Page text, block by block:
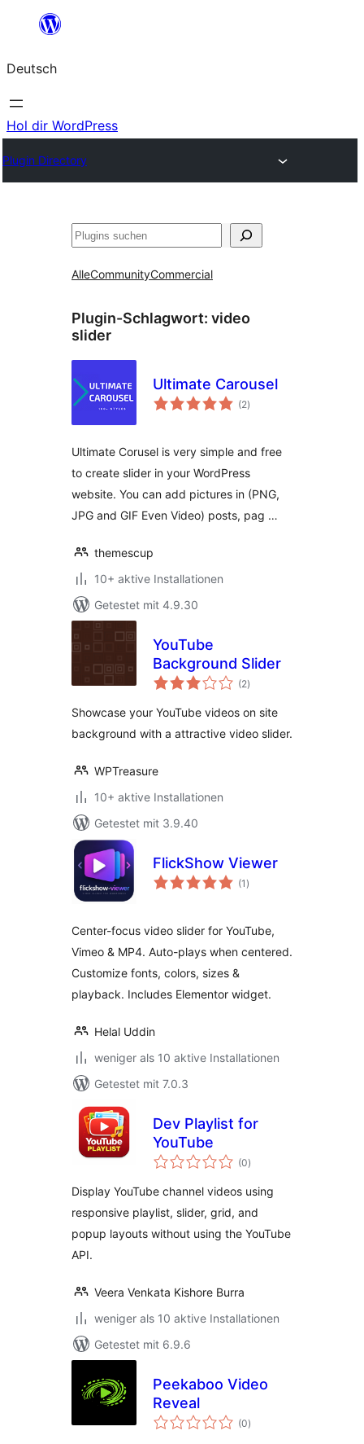
springen
Deutsch
Hol dir WordPress
Plugin Directory
Suchen
AlleCommunityCommercial
Plugin-Schlagwort: video
slider
Ultimate Carousel
(2Bewertungen
insgesamt
)
Ultimate Corusel is very simple and free
to create slider in your WordPress
website. You can add pictures in (PNG,
JPG and GIF Even Video) posts, pag …
themescup
10+ aktive Installationen
Getestet mit 4.9.30
YouTube
Background Slider
(2Bewertungen
insgesamt
)
Showcase your YouTube videos on site
background with a attractive video slider.
WPTreasure
10+ aktive Installationen
Getestet mit 3.9.40
FlickShow Viewer
(1 Bewertungen
insgesamt
)
Center-focus video slider for YouTube,
Vimeo & MP4. Auto-plays when centered.
Customize fonts, colors, sizes &
playback. Includes Elementor widget.
Helal Uddin
weniger als 10 aktive Installationen
Getestet mit 7.0.3
Dev Playlist for
YouTube
(0Bewertungen
insgesamt
)
Display YouTube channel videos using
responsive playlist, slider, grid, and
popup layouts without using the YouTube
API.
Veera Venkata Kishore Burra
weniger als 10 aktive Installationen
Getestet mit 6.9.6
Peekaboo Video
Reveal
(0Bewertungen
insgesamt
)